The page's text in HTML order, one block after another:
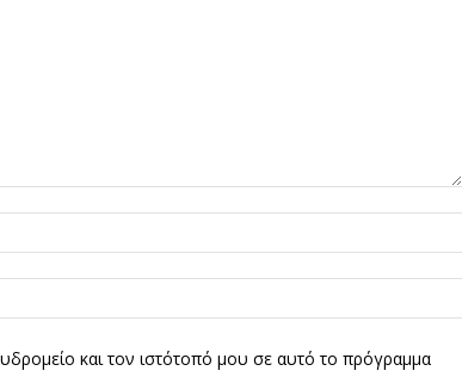
και τον ιστότοπό μου σε αυτό το πρόγραμμα